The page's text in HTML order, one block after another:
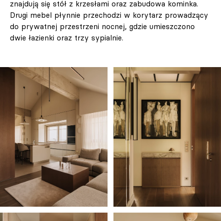
znajdują się stół z krzesłami oraz zabudowa kominka.
Drugi mebel płynnie przechodzi w korytarz prowadzący
do prywatnej przestrzeni nocnej, gdzie umieszczono
dwie łazienki oraz trzy sypialnie.